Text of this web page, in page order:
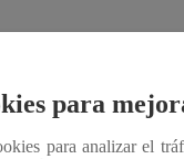
rueda de prensa
del festival, de
para
para analizar el